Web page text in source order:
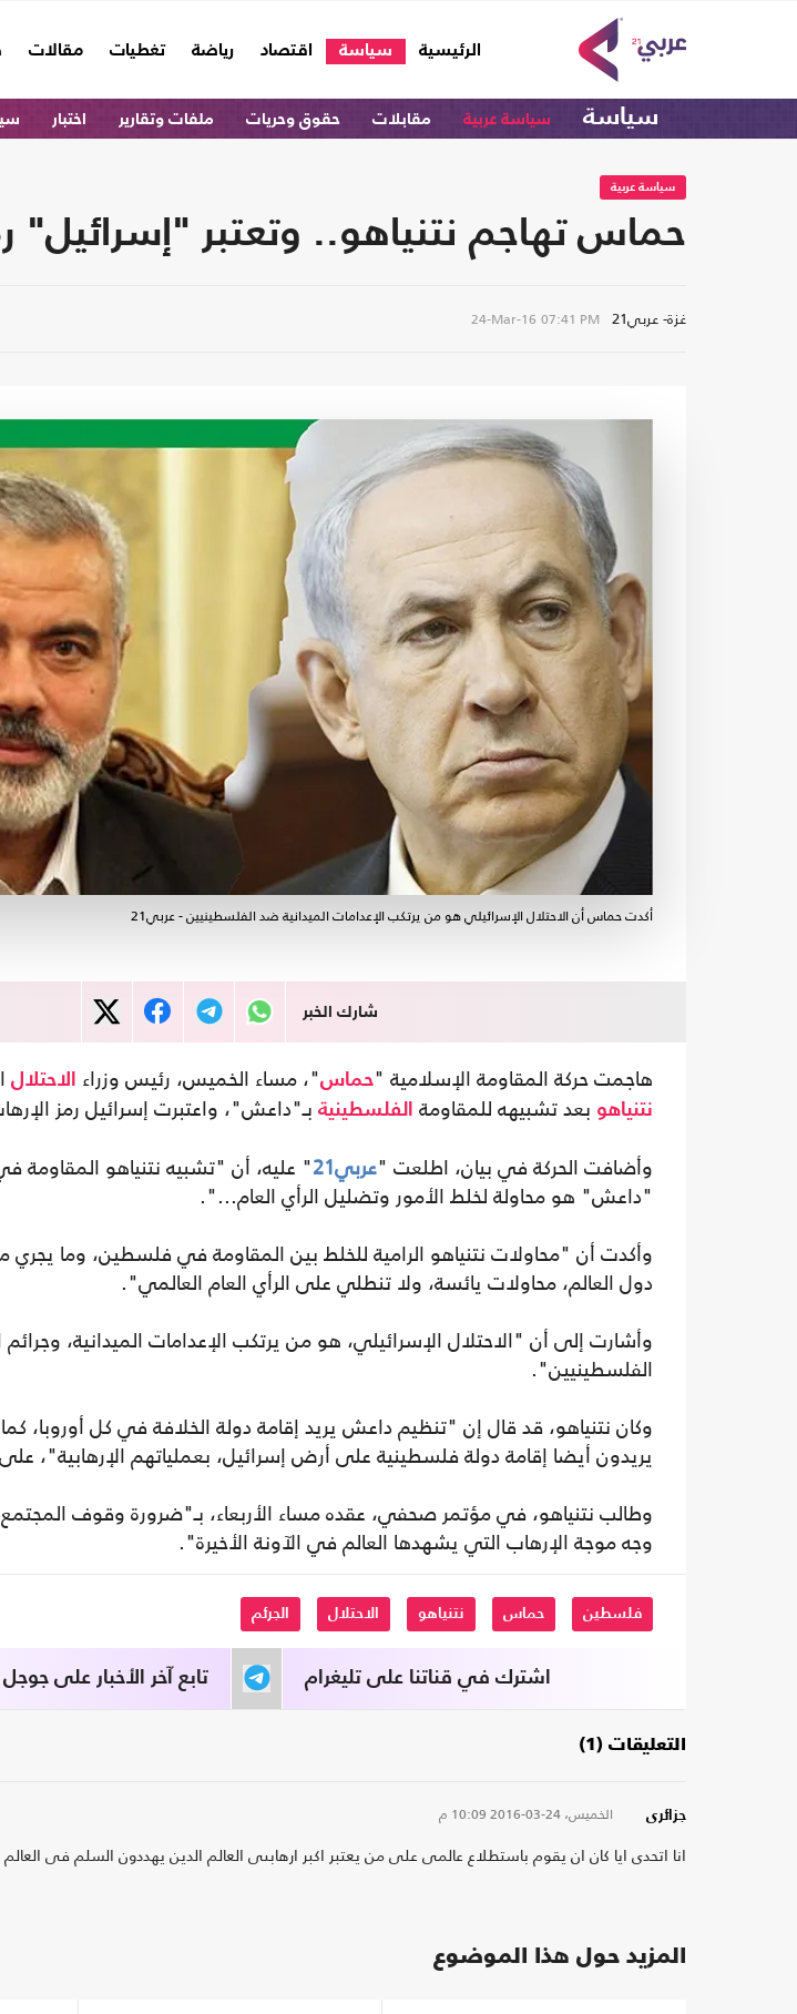
الرئيسية
(current) سياسة اقتصاد رياضة تغطيات مقالات
سياسة سياسة عربية مقابلات حقوق وحريات ملفات وتقارير اختبار
سياسة عربية
حماس تهاجم نتنياهو.. وتعتبر "إسرائيل"
غزة- عربي21 24-Mar-16 07:41 PM
أكدت حماس أن الاحتلال الإسرائيلي هو من يرتكب الإعدامات الميدانية ضد الفلسطينيين - عربي21
شارك الخبر
هاجمت حركة المقاومة الإسلامية "حماس"، مساء الخميس، رئيس وزراء الاحتلال
نتنياهو بعد تشبيهه للمقاومة الفلسطينية بـ"داعش"، واعتبرت إسرائيل رمز
وأضافت الحركة في بيان، اطلعت "عربي21
" عليه، أن "تشبيه نتنياهو
"داعش" هو محاولة لخلط الأمور وتضليل الرأي العام...".
وأكدت أن "محاولات نتنياهو الرامية للخلط بين المقاومة في فلسطين، وما يجري
دول العالم، محاولات يائسة، ولا تنطلي على الرأي العام العالمي".
وأشارت إلى أن "الاحتلال الإسرائيلي، هو من يرتكب الإعدامات الميدانية،
الفلسطينيين".
وكان نتنياهو، قد قال إن "تنظيم داعش يريد إقامة دولة الخلافة في كل أوروبا،
يريدون أيضا إقامة دولة فلسطينية على أرض إسرائيل، بعملياتهم الإرهابية"،
وطالب نتنياهو، في مؤتمر صحفي، عقده مساء الأربعاء، بـ"ضرورة وقوف
وجه موجة الإرهاب التي يشهدها العالم في الآونة الأخيرة".
فلسطين حماس نتنياهو الاحتلال الجرئم
تابع آخر الأخبار على جوجل اشترك في قناتنا على تليغرام
التعليقات (1)
جزائرى الخميس، 24-03-2016 10:09 م
انا اتحدى ايا كان ان يقوم باستطلاع عالمى على من يعتبر اكبر ارهابىى العالم الدين يهددون السلم فى العالم
المزيد حول هذا الموضوع